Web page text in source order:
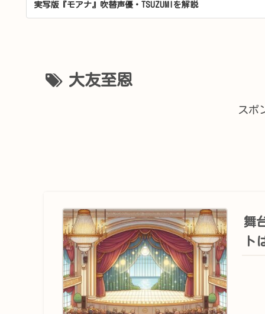
実写版『モアナ』吹替声優・TSUZUMIを解説
大友至恩
スポ
舞
ト